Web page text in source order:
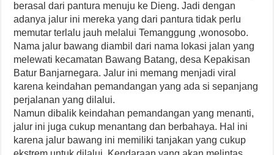
berasal dari pantura menuju ke Dieng. Jadi dengan
adanya jalur ini mereka yang dari pantura tidak perlu
memutar terlalu jauh melalui Temanggung ,wonosobo.
Nama jalur bawang diambil dari nama lokasi jalan yang
melewati kecamatan Bawang Batang, desa Kepakisan
Batur Banjarnegara. Jalur ini memang menjadi viral
karena keindahan pemandangan yang ada si sepanjang
perjalanan yang dilalui.
Namun dibalik keindahan pemandangan yang menanti,
jalur ini juga cukup menantang dan berbahaya. Hal ini
karena jalur bawang ini memiliki tanjakan yang cukup